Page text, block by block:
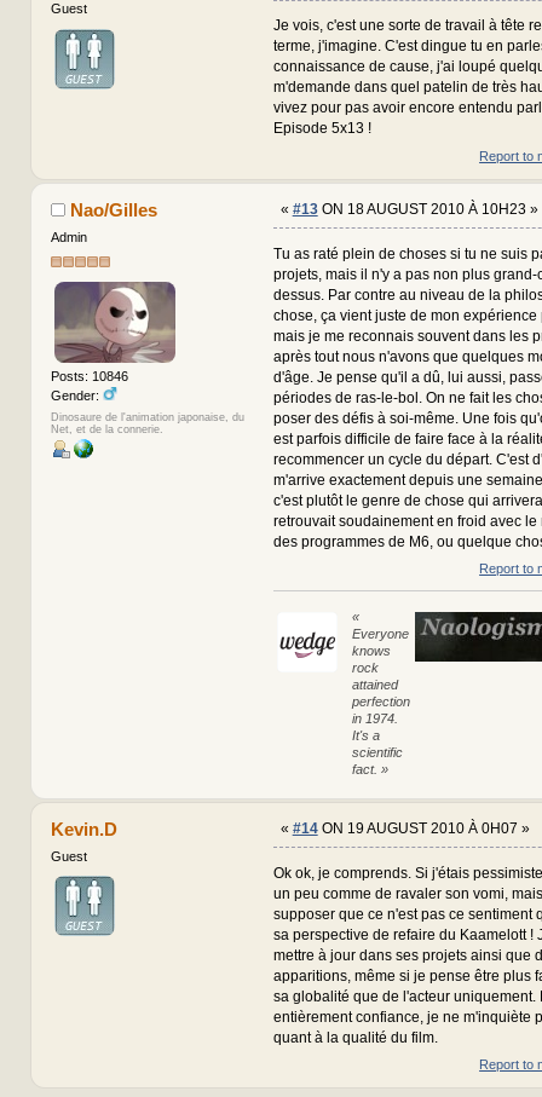
Guest
Je vois, c'est une sorte de travail à tête
terme, j'imagine. C'est dingue tu en
connaissance de cause, j'ai loupé
m'demande dans quel patelin de très
vivez pour pas avoir encore entendu
Episode 5x13 !
Report to
Nao/Gilles
Admin
Posts: 10846
Gender:
Dinosaure de l'animation japonaise, du
Net, et de la connerie.
« #13ON 18 AUGUST 2010 À 10H23 »
Tu as raté plein de choses si tu ne suis
projets, mais il n'y a pas non plus grand-
dessus. Par contre au niveau de la
chose, ça vient juste de mon
mais je me reconnais souvent dans les
après tout nous n'avons que quelques
d'âge. Je pense qu'il a dû, lui aussi,
périodes de ras-le-bol. On ne fait les
poser des défis à soi-même. Une fois
est parfois difficile de faire face à la
recommencer un cycle du départ. C'est
m'arrive exactement depuis une
c'est plutôt le genre de chose qui
retrouvait soudainement en froid avec
des programmes de M6, ou quelque
Report to
«
Everyone
knows
rock
attained
perfection
in 1974.
It's a
scientific
fact. »
Kevin.D
Guest
« #14ON 19 AUGUST 2010 À 0H07 »
Ok ok, je comprends. Si j'étais
un peu comme de ravaler son vomi,
supposer que ce n'est pas ce sentiment
sa perspective de refaire du Kaamelott !
mettre à jour dans ses projets ainsi que
apparitions, même si je pense être plus
sa globalité que de l'acteur uniquement.
entièrement confiance, je ne m'inquiète
quant à la qualité du film.
Report to